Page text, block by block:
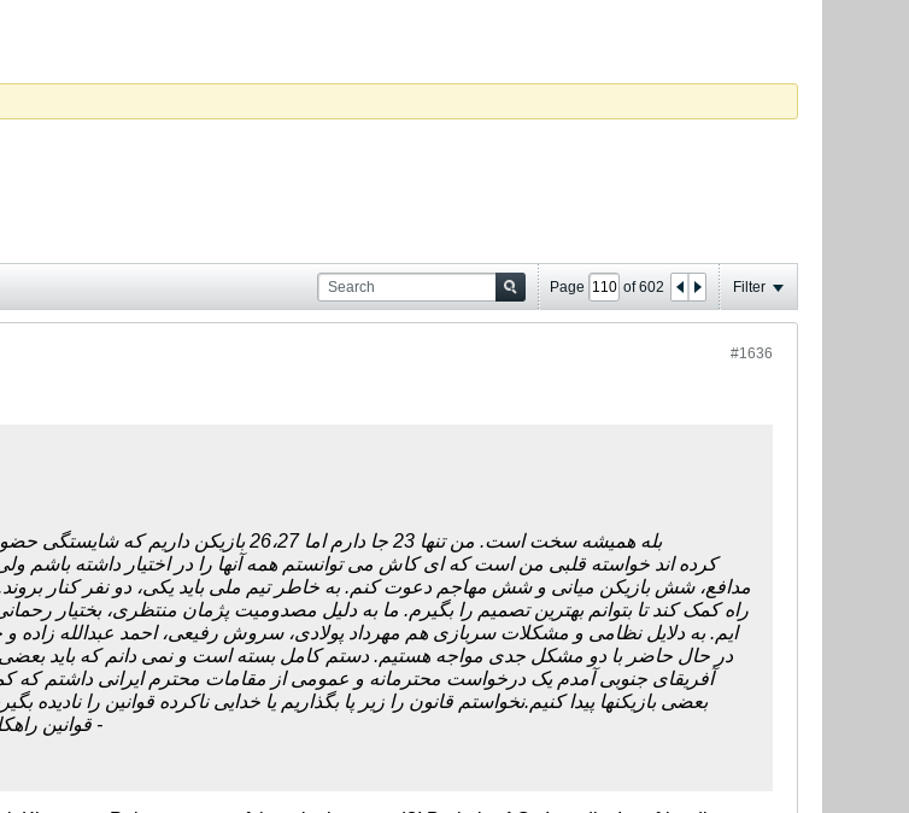
Page of602 Filter
#1636
بله همیشه سخت است. من تنها 23 جا دارم اما 26،27 بازیکن داریم که شایستگی حضور در تیم ملی را دارند. طوری که اینها کار
کرده اند خواسته قلبی من است که ای کاش می توانستم همه آنها را در اختیار داشته باشم
مدافع، شش بازیکن میانی و شش مهاجم دعوت کنم. به خاطر تیم ملی باید یکی، دو نفر کنار بروند.
راه کمک کند تا بتوانم بهترین تصمیم را بگیرم. ما به دلیل مصدومیت پژمان منتظری، بختیار
ایم. به دلایل نظامی و مشکلات سربازی هم مهرداد پولادی، سروش رفیعی، احمد عبدالله زاده
در حال حاضر با دو مشکل جدی مواجه هستیم. دستم کامل بسته است و نمی دانم که باید بعضی
آفریقای جنوبی آمدم یک درخواست محترمانه و عمومی از مقامات محترم ایرانی داشتم که
بعضی بازیکنها پیدا کنیم.نخواستم قانون را زیر پا بگذاریم یا خدایی ناکرده قوانین را نادیده
قوانین راهکاری پیدا شود اما متاسفانه این درخواست -